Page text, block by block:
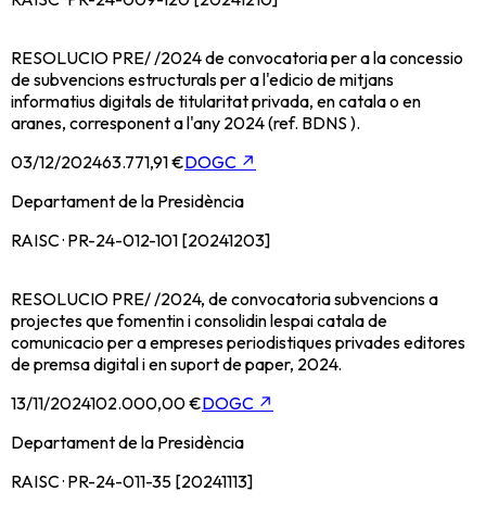
RESOLUCIO PRE/ /2024 de convocatoria per a la concessio
de subvencions estructurals per a l'edicio de mitjans
informatius digitals de titularitat privada, en catala o en
aranes, corresponent a l'any 2024 (ref. BDNS ).
03/12/202463.771,91 €DOGC ↗
Departament de la Presidència
RAISC · PR-24-012-101 [20241203]
RESOLUCIO PRE/ /2024, de convocatoria subvencions a
projectes que fomentin i consolidin lespai catala de
comunicacio per a empreses periodistiques privades editores
de premsa digital i en suport de paper, 2024.
13/11/2024102.000,00 €DOGC ↗
Departament de la Presidència
RAISC · PR-24-011-35 [20241113]